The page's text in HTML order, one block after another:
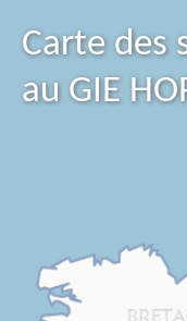
Carte des
au GIE